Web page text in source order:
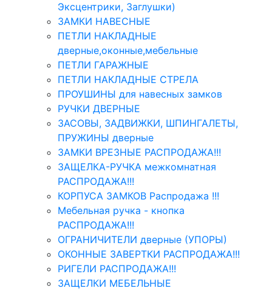
Эксцентрики, Заглушки)
ЗАМКИ НАВЕСНЫЕ
ПЕТЛИ НАКЛАДНЫЕ
дверные,оконные,мебельные
ПЕТЛИ ГАРАЖНЫЕ
ПЕТЛИ НАКЛАДНЫЕ СТРЕЛА
ПРОУШИНЫ для навесных замков
РУЧКИ ДВЕРНЫЕ
ЗАСОВЫ, ЗАДВИЖКИ, ШПИНГАЛЕТЫ,
ПРУЖИНЫ дверные
ЗАМКИ ВРЕЗНЫЕ РАСПРОДАЖА!!!
ЗАЩЕЛКА-РУЧКА межкомнатная
РАСПРОДАЖА!!!
КОРПУСА ЗАМКОВ Распродажа !!!
Мебельная ручка - кнопка
РАСПРОДАЖА!!!
ОГРАНИЧИТЕЛИ дверные (УПОРЫ)
ОКОННЫЕ ЗАВЕРТКИ РАСПРОДАЖА!!!
РИГЕЛИ РАСПРОДАЖА!!!
ЗАЩЕЛКИ МЕБЕЛЬНЫЕ